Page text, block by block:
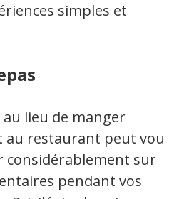
simples et
lieu de manger
restaurant peut vous
considérablement sur
pendant vos